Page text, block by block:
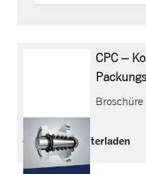
CPC –
Broschüre
Jetzt herunterladen